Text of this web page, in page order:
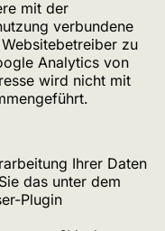
mit der
verbundene
zu
Analytics von
wird nicht mit
Ihrer Daten
das unter dem
Plugin